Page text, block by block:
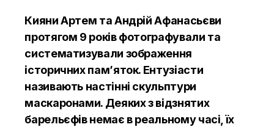
Кияни Артем та Андрій Афанасьєви
протягом 9 років фотографували та
систематизували зображення
історичних пам’яток. Ентузіасти
називають настінні скульптури
маскаронами. Деяких з відзнятих
барельєфів немає в реальному часі, їх